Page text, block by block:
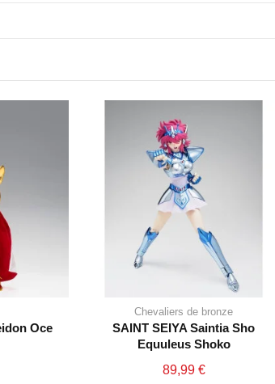
Oce
Chevaliers de bronze
SAINT SEIYA Saintia Sho
Equuleus Shoko
89,99 €